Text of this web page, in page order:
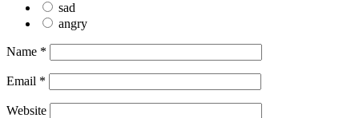
sad
angry
Name *
Email *
Website